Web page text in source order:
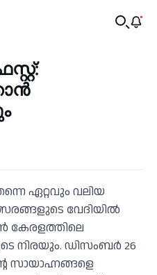
ഏറ്റവും വലിയ
വേദിയിൽ
നിരയും. ഡിസംബർ 26
സായാഹ്നങ്ങളെ